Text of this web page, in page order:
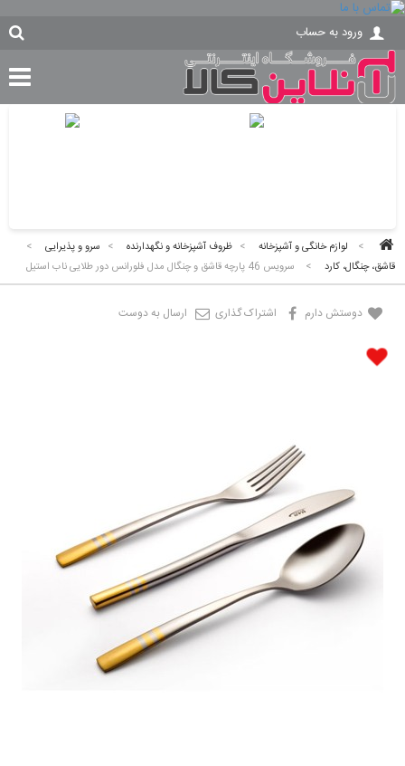
ورود به حساب
> لوازم خانگی و آشپزخانه > ظروف آشپزخانه و نگهدارنده > سرو و پذیرایی
>
قاشق، چنگال، کارد
> سرویس 46 پارچه قاشق و چنگال مدل فلورانس دور طلایی ناب استیل
دوستش دارم اشتراک گذاری ارسال به دوست